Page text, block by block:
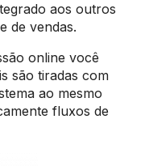
aos outros
de vendas.
online você
são tiradas com
ao mesmo
fluxos de